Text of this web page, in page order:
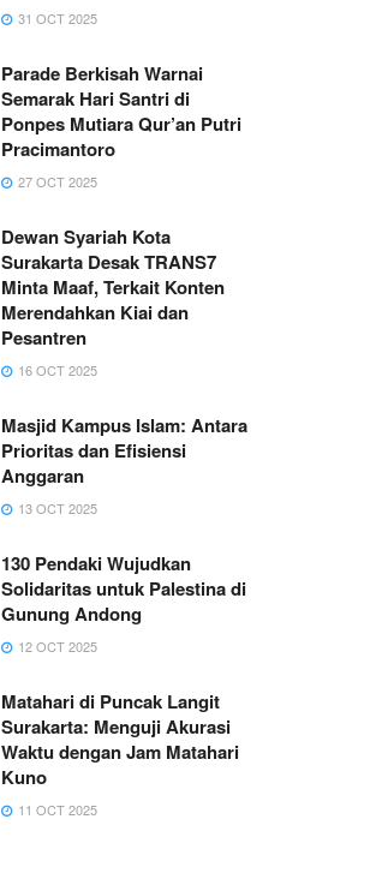
31 OCT 2025
Parade Berkisah Warnai
Semarak Hari Santri di
Ponpes Mutiara Qur’an Putri
Pracimantoro
27 OCT 2025
Dewan Syariah Kota
Surakarta Desak TRANS7
Minta Maaf, Terkait Konten
Merendahkan Kiai dan
Pesantren
16 OCT 2025
Masjid Kampus Islam: Antara
Prioritas dan Efisiensi
Anggaran
13 OCT 2025
130 Pendaki Wujudkan
Solidaritas untuk Palestina di
Gunung Andong
12 OCT 2025
Matahari di Puncak Langit
Surakarta: Menguji Akurasi
Waktu dengan Jam Matahari
Kuno
11 OCT 2025